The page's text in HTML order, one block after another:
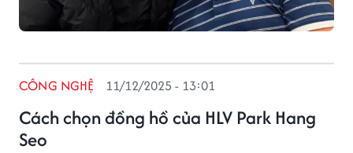
Cách chọn đồng hồ của HLV Park Hang
Seo
CÔNG NGHỆ 11/12/2025 - 13:01